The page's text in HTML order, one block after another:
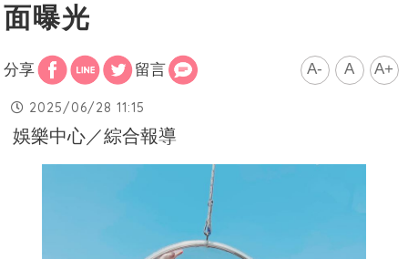
面曝光
分享 留言 A- A A+
2025/06/28 11:15
娛樂中心／綜合報導